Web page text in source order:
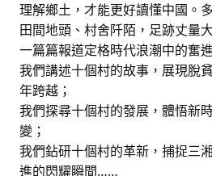
理解鄉土，才能更好讀懂中國。
田間地頭、村舍阡陌，足跡丈量
一篇篇報道定格時代浪潮中的奮
我們講述十個村的故事，展現脫
年跨越；
我們探尋十個村的發展，體悟新
變；
我們鉆研十個村的革新，捕捉三
進的閃耀瞬間……